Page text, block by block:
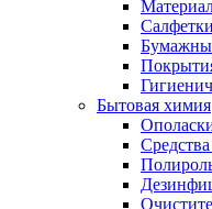
Салфетки
Бытовая химия